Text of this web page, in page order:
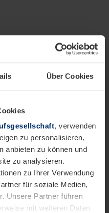
Über Cookies
, verwenden
zu personalisieren,
anbieten zu können und
zu analysieren.
zu Ihrer Verwendung
für soziale Medien,
Unsere Partner führen
mit weiteren Daten